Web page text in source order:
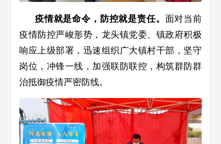
疫情就是命令，防控就是责任。 面对当前
疫情防控严峻形势，龙头镇党委、镇政府积极
响应上级部署，迅速组织广大镇村干部，坚守
岗位，冲锋一线，加强联防联控，构筑群防群
治抵御疫情严密防线。